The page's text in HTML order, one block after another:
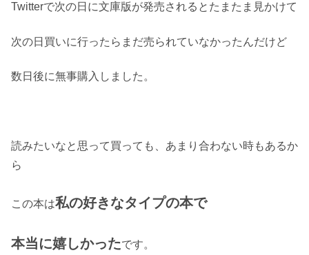
Twitterで次の日に文庫版が発売されるとたまたま見かけて
次の日買いに行ったらまだ売られていなかったんだけど
数日後に無事購入しました。
読みたいなと思って買っても、あまり合わない時もあるか
ら
この本は私の好きなタイプの本で
本当に嬉しかったです。